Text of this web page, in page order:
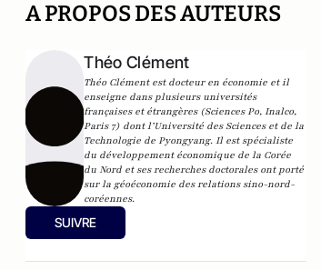
A PROPOS DES AUTEURS
Théo Clément
Théo Clément est docteur en économie et il
enseigne dans plusieurs universités
françaises et étrangères (Sciences Po, Inalco,
Paris 7) dont l’Université des Sciences et de la
Technologie de Pyongyang. Il est spécialiste
du développement économique de la Corée
du Nord et ses recherches doctorales ont porté
sur la géoéconomie des relations sino-nord-
coréennes.
SUIVRE